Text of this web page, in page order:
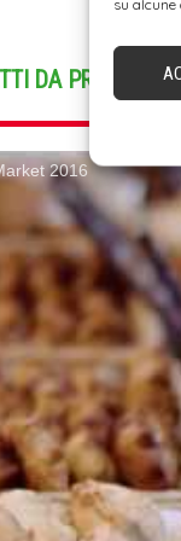
su alcune
DA
2016